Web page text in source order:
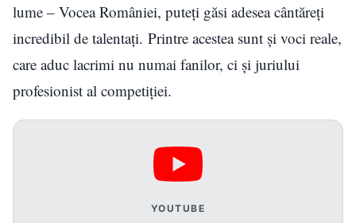
lume – Vocea României, puteți găsi adesea cântăreți
incredibil de talentați. Printre acestea sunt și voci reale,
care aduc lacrimi nu numai fanilor, ci și juriului
profesionist al competiției.
YOUTUBE